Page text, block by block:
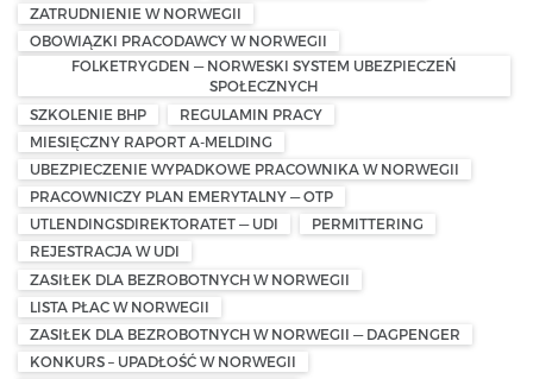
ZATRUDNIENIE W NORWEGII
OBOWIĄZKI PRACODAWCY W NORWEGII
FOLKETRYGDEN — NORWESKI SYSTEM UBEZPIECZEŃ
SPOŁECZNYCH
SZKOLENIE BHP
REGULAMIN PRACY
MIESIĘCZNY RAPORT A-MELDING
UBEZPIECZENIE WYPADKOWE PRACOWNIKA W NORWEGII
PRACOWNICZY PLAN EMERYTALNY — OTP
UTLENDINGSDIREKTORATET — UDI
PERMITTERING
REJESTRACJA W UDI
ZASIŁEK DLA BEZROBOTNYCH W NORWEGII
LISTA PŁAC W NORWEGII
ZASIŁEK DLA BEZROBOTNYCH W NORWEGII — DAGPENGER
KONKURS – UPADŁOŚĆ W NORWEGII